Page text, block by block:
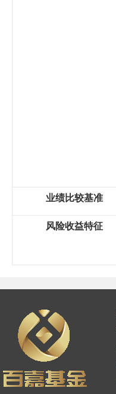
业绩比较基准
风险收益特征